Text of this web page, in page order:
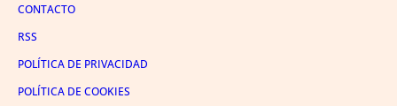
CONTACTO
RSS
POLÍTICA DE PRIVACIDAD
POLÍTICA DE COOKIES